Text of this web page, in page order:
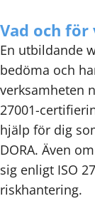
Vad och för
En utbildande
bedöma och
verksamheten
27001-
hjälp för dig
DORA. Även
sig enligt ISO
riskhantering.